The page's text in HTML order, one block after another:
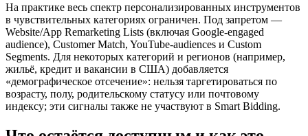
На практике весь спектр персонализированных инструментов
в чувствительных категориях ограничен. Под запретом —
Website/App Remarketing Lists (включая Google-engaged
audience), Customer Match, YouTube-audiences и Custom
Segments. Для некоторых категорий и регионов (например,
жильё, кредит и вакансии в США) добавляется
«демографическое отсечение»: нельзя таргетироваться по
возрасту, полу, родительскому статусу или почтовому
индексу; эти сигналы также не участвуют в Smart Bidding.